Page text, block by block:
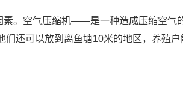
素。空气压缩机——是一种造成压缩空气
还可以放到离鱼塘10米的地区，养殖户